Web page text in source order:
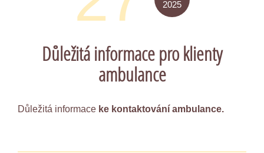
2025
Důležitá informace pro klienty
ambulance
Důležitá informace ke kontaktování ambulance.